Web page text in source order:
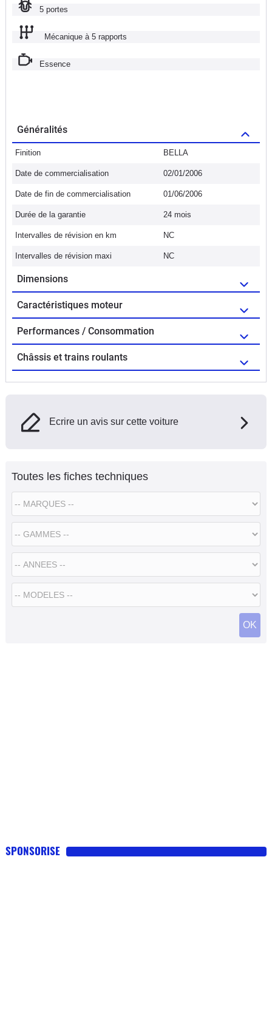
5 portes
Mécanique à 5 rapports
Essence
Généralités
Finition BELLA
Date de commercialisation 02/01/2006
Date de fin de commercialisation 01/06/2006
Durée de la garantie 24 mois
Intervalles de révision en km NC
Intervalles de révision maxi NC
Dimensions
Caractéristiques moteur
Performances / Consommation
Châssis et trains roulants
Ecrire un avis sur cette voiture
Toutes les fiches techniques
SPONSORISE